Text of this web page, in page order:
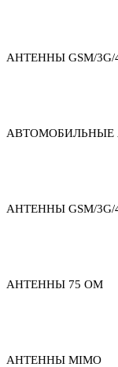
АНТЕННЫ GSM/3G/
АВТОМОБИЛЬНЫЕ
АНТЕННЫ GSM/3G/
АНТЕННЫ 75 ОМ
АНТЕННЫ MIMO